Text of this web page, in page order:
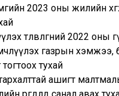
2023 оны жилийн
төлөвлөгөөний 2022 оны
газрын хэмжээ,
тухай
ашигт
өргөдөлд санал авах